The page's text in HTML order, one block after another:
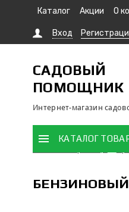
Каталог Акции О
Вход
САДОВЫЙ
ПОМОЩНИК
Интернет-магазин
КАТАЛОГ
БЕНЗИНОВЫЙ